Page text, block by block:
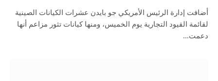
أضافت إدارة الرئيس الأمريكي جو بايدن عشرات الكيانات الصينية
لقائمة القيود التجارية يوم الخميس، ومنها كيانات تثور مزاعم أنها
دعمت…